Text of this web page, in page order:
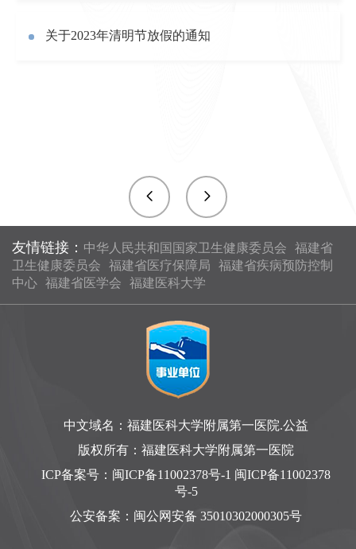
关于2023年清明节放假的通知
友情链接： 中华人民共和国国家卫生健康委员会
福建省
卫生健康委员会
福建省医疗保障局
福建省疾病预防控制
中心 福建省医学会 福建医科大学
中文域名：福建医科大学附属第一医院.公益
版权所有：福建医科大学附属第一医院
ICP备案号： 闽ICP备11002378号-1 闽ICP备11002378
号-5
公安备案： 闽公网安备 35010302000305号